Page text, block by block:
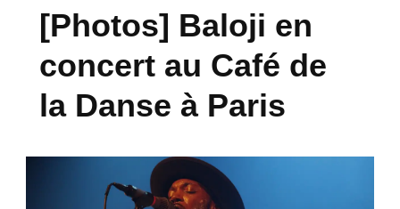
[Photos] Baloji en
concert au Café de
la Danse à Paris